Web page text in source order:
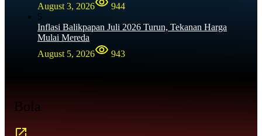
August 3, 2026
944
5
Inflasi Balikpapan Juli 2026 Turun, Tekanan Harga
Mulai Mereda
August 5, 2026
943
Bola